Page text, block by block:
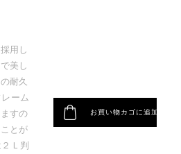
用し
美し
耐久
ーム
すの
とが
Ｌ判
お買い物カゴに追加